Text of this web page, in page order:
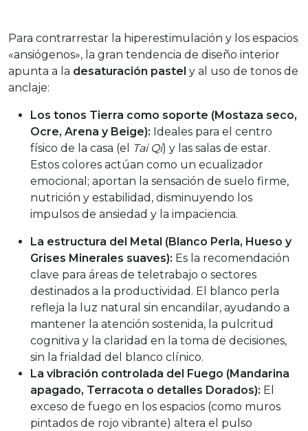
Para contrarrestar la hiperestimulación y los espacios
«ansiógenos», la gran tendencia de diseño interior
apunta a la desaturación pastel y al uso de tonos de
anclaje:
Los tonos Tierra como soporte (Mostaza seco,
Ocre, Arena y Beige): Ideales para el centro
físico de la casa (el
Tai Qi) y las salas de estar.
Estos colores actúan como un ecualizador
emocional; aportan la sensación de suelo firme,
nutrición y estabilidad, disminuyendo los
impulsos de ansiedad y la impaciencia.
La estructura del Metal (Blanco Perla, Hueso y
Grises Minerales suaves): Es la recomendación
clave para áreas de teletrabajo o sectores
destinados a la productividad. El blanco perla
refleja la luz natural sin encandilar, ayudando a
mantener la atención sostenida, la pulcritud
cognitiva y la claridad en la toma de decisiones,
sin la frialdad del blanco clínico.
La vibración controlada del Fuego (Mandarina
apagado, Terracota o detalles Dorados): El
exceso de fuego en los espacios (como muros
pintados de rojo vibrante) altera el pulso